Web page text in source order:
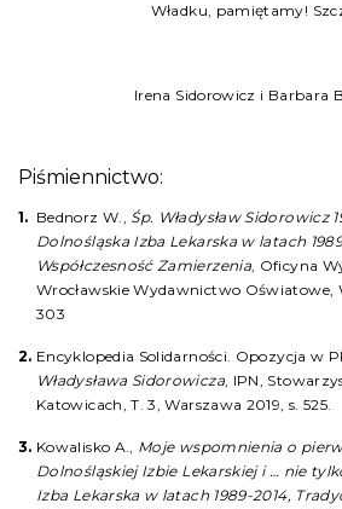
Władku, pamiętamy!
Irena Sidorowicz i Barbara
Piśmiennictwo:
Bednorz W., Śp. Władysław Sidorowicz
Dolnośląska Izba Lekarska w latach
Współczesność Zamierzenia, Oficyna
Wrocławskie Wydawnictwo Oświatowe,
303
Encyklopedia Solidarności. Opozycja w
Władysława Sidorowicza, IPN,
Katowicach, T. 3, Warszawa 2019, s. 525.
Kowalisko A., Moje wspomnienia o
Dolnośląskiej Izbie Lekarskiej i … nie
Izba Lekarska w latach 1989-2014,